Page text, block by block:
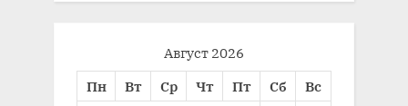
Август 2026
Пн
Вт Ср Чт Пт Сб
Вс